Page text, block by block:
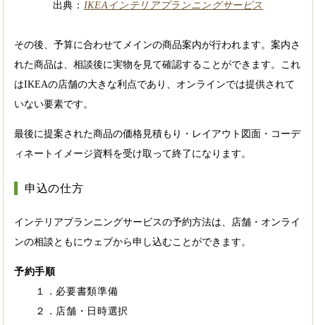
出典： IKEAインテリアプランニングサービス
その後、予算に合わせてメインの商品案内が行われます。案内さ
れた商品は、相談後に実物を見て確認することができます。これ
はIKEAの店舗の大きな利点であり、オンラインでは提供されて
いない要素です。
最後に提案された商品の価格見積もり・レイアウト図面・コーデ
ィネートイメージ資料を受け取って終了になります。
申込の仕方
インテリアプランニングサービスの予約方法は、店舗・オンライ
ンの相談ともにウェブから申し込むことができます。
予約手順
１．必要書類準備
２．店舗・日時選択